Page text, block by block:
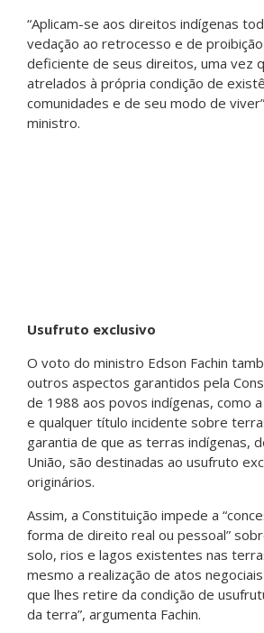
“Aplicam-se aos direitos indígenas
vedação ao retrocesso e de
deficiente de seus direitos, uma vez
atrelados à própria condição de
comunidades e de seu modo de
ministro.
Usufruto exclusivo
O voto do ministro Edson Fachin
outros aspectos garantidos pela
de 1988 aos povos indígenas, como
e qualquer título incidente sobre
garantia de que as terras indígenas,
União, são destinadas ao usufruto
originários.
Assim, a Constituição impede a
forma de direito real ou pessoal”
solo, rios e lagos existentes nas
mesmo a realização de atos
que lhes retire da condição de
da terra”, argumenta Fachin.